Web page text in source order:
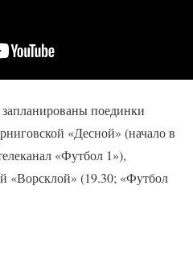
поединки
«Десной» (начало в
«Футбол 1»),
«Ворсклой» (19.30; «Футбол